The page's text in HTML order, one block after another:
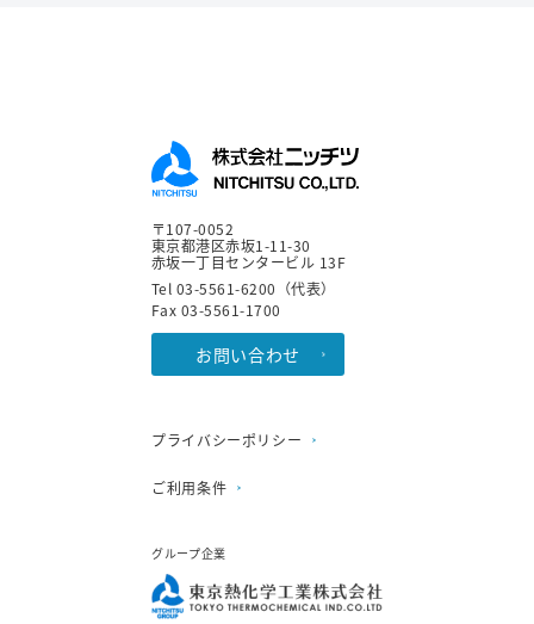
〒107-0052
東京都港区赤坂1-11-30
赤坂一丁目センタービル 13F
Tel 03-5561-6200（代表）
Fax 03-5561-1700
お問い合わせ
プライバシーポリシー
ご利用条件
グループ企業